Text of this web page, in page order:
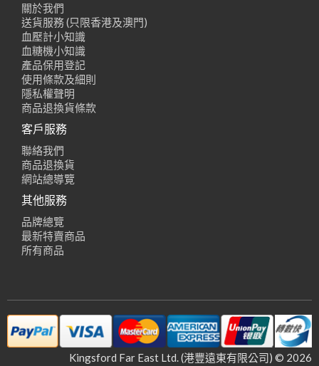
關於我們
送貨服務 (只限香港及澳門)
血壓計小知識
血糖機小知識
產品保用登記
使用條款及細則
隱私權聲明
商品退換貨條款
客戶服務
聯絡我們
商品退換貨
網站總導覽
其他服務
品牌總覽
最新特賣商品
所有商品
Kingsford Far East Ltd. (港豐遠東有限公司) © 2026